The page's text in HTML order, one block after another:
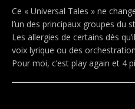
Ce « Universal Tales » ne
l’un des principaux groupes du
Les allergies de certains dès
voix lyrique ou des
Pour moi, c’est play again et 4